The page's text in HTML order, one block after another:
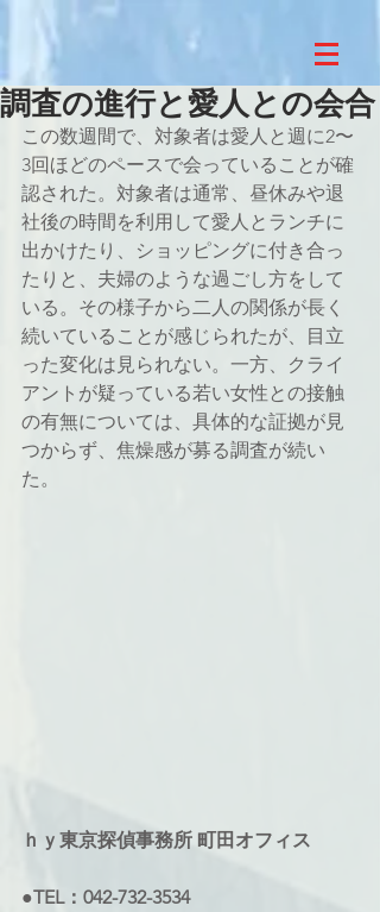
調査の進行と愛人との会合
この数週間で、対象者は愛人と週に2〜
3回ほどのペースで会っていることが確
認された。対象者は通常、昼休みや退
社後の時間を利用して愛人とランチに
出かけたり、ショッピングに付き合っ
たりと、夫婦のような過ごし方をして
いる。その様子から二人の関係が長く
続いていることが感じられたが、目立
った変化は見られない。一方、クライ
アントが疑っている若い女性との接触
の有無については、具体的な証拠が見
つからず、焦燥感が募る調査が続い
た。
ｈｙ東京探偵事務所 町田オフィス
●TEL：042-732-3534